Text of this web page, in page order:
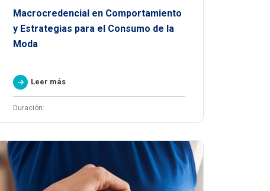
Macrocredencial en Comportamiento
y Estrategias para el Consumo de la
Moda
Leer más
Duración: